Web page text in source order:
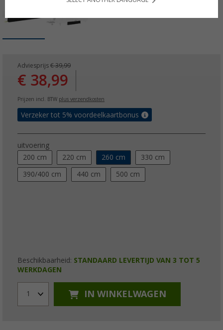
Adviesprijs € 39,99
€ 38,99
Prijzen incl. BTW plus verzendkosten
Verzeker tot 5% voordeelkaartbonus
uitvoering
200 cm
220 cm 260 cm 330 cm
390/400 cm 440 cm 500 cm
Beschikbaarheid: STANDAARD LEVERTIJD VAN 3 TOT 5
WERKDAGEN
1 IN WINKELWAGEN